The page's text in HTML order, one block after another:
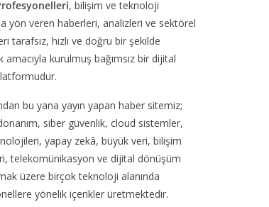
, bilişim ve teknoloji
yön veren haberleri, analizleri ve sektörel
tarafsız, hızlı ve doğru bir şekilde
amacıyla kurulmuş bağımsız bir dijital
bu yana yayın yapan haber sitemiz;
siber güvenlik, cloud sistemler,
yapay zekâ, büyük veri, bilişim
telekomünikasyon ve dijital dönüşüm
üzere birçok teknoloji alanında
yönelik içerikler üretmektedir.